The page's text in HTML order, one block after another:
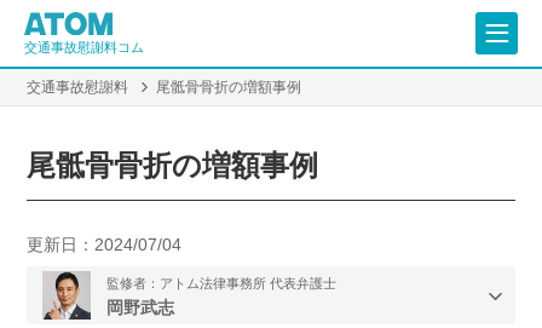
交通事故慰謝料コム
交通事故慰謝料 尾骶骨骨折の増額事例
尾骶骨骨折の増額事例
更新日： 2024/07/04
監修者：アトム法律事務所 代表弁護士
岡野武志